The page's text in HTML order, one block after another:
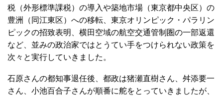
税（外形標準課税）の導入や築地市場（東京都中央区）の
豊洲（同江東区）への移転、東京オリンピック・パラリン
ピックの招致表明、横田空域の航空交通管制圏の一部返還
など、並みの政治家ではとうてい手をつけられない政策を
次々と実行していきました。
石原さんの都知事退任後、都政は猪瀬直樹さん、舛添要一
さん、小池百合子さんが順番に舵をとっていきましたが、